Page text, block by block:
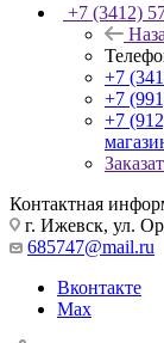
+7 (3412)
+7
+7
+7
Контактная
г. Ижевск, ул.
685747@mail.ru
Вконтакте
Max